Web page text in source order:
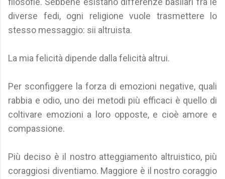
diverse fedi, ogni religione vuole trasmettere lo
stesso messaggio: sii altruista.
La mia felicità dipende dalla felicità altrui.
Per sconfiggere la forza di emozioni negative, quali
rabbia e odio, uno dei metodi più efficaci è quello di
coltivare emozioni a loro opposte, e cioè amore e
compassione.
Più deciso è il nostro atteggiamento altruistico, più
coraggiosi diventiamo. Maggiore è il nostro coraggio